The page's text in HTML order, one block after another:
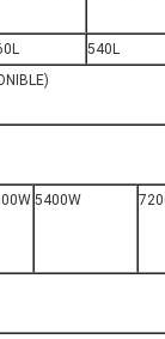
540L
5400W